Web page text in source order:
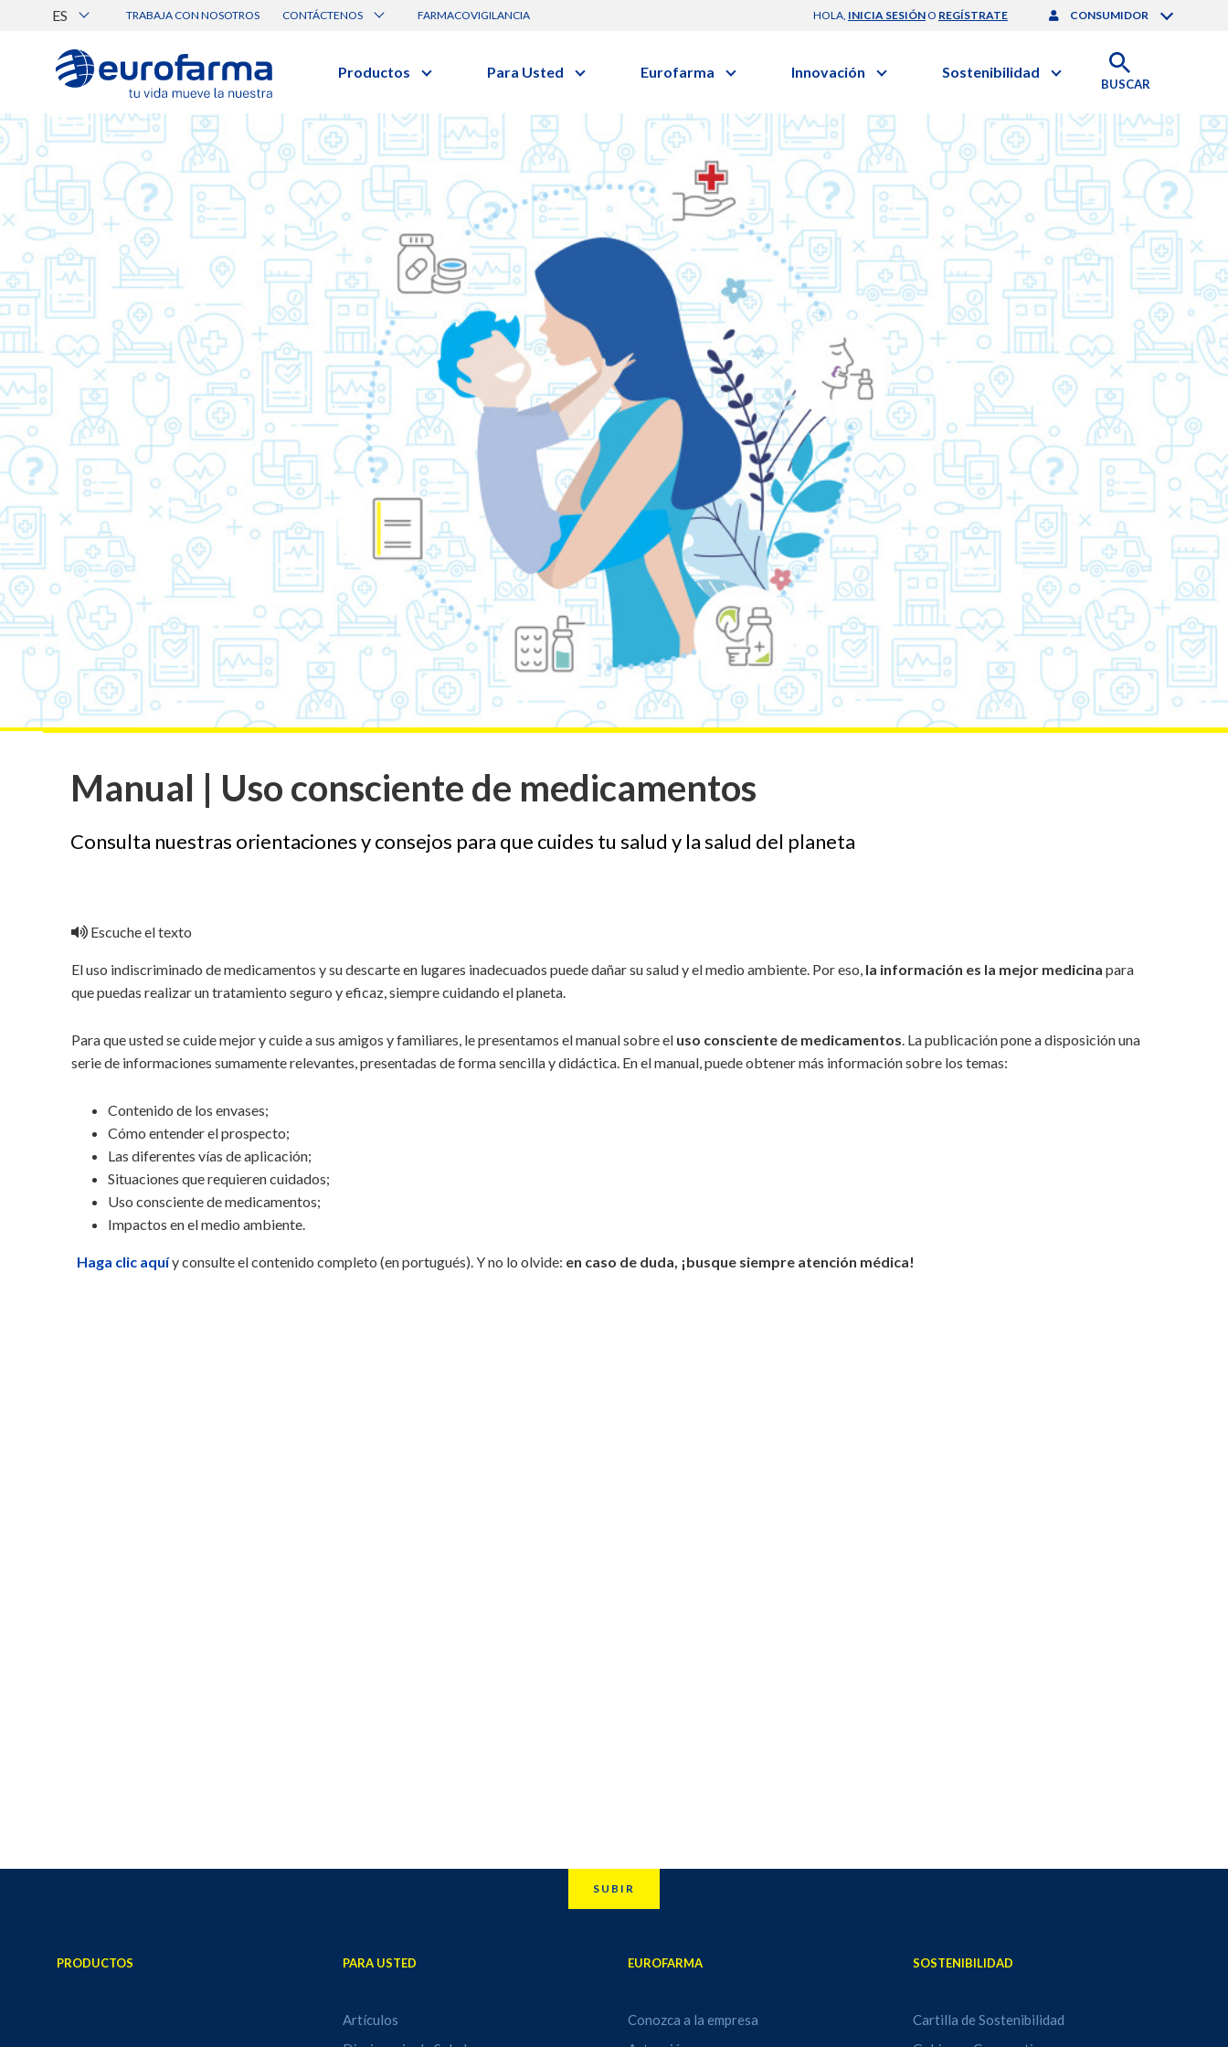
ES TRABAJA CON NOSOTROS CONTÁCTENOS
Canal de Ética Eurofarma
FARMACOVIGILANCIA HOLA, INICIA SESIÓNO REGÍSTRATE CONSUMIDOR
Productos
BUSCAR PRODUCTOS
Búsqueda por nombre, principio activo o clase terapéutica.
Ver todos los productos
Para Usted
Artículos
Diccionario de Salud
Videos
Eurofarma
Trabaje Con Nosotros
Certificaciones
Comunicados
Premios y Reconocimientos
Programa de Visitas
Dónde Estamos
Innovación
Nuevos Negocios
Investigación Clínica
Investigación y Desarrollo
Profesionales de Salud | EurON Pro
Sostenibilidad
Gobierno Corporativo
Informe de Sostenibilidad
Responsabilidad Compartida
Balance Financiero
BUSCAR
Manual | Uso consciente de medicamentos
Consulta nuestras orientaciones y consejos para que cuides tu salud y la salud del planeta
Escuche el texto
El uso indiscriminado de medicamentos y su descarte en lugares inadecuados puede dañar su salud y el medio ambiente. Por eso, la información es la mejor medicina para
que puedas realizar un tratamiento seguro y eficaz, siempre cuidando el planeta.
Para que usted se cuide mejor y cuide a sus amigos y familiares, le presentamos el manual sobre el uso consciente de medicamentos. La publicación pone a disposición una
serie de informaciones sumamente relevantes, presentadas de forma sencilla y didáctica. En el manual, puede obtener más información sobre los temas:
Contenido de los envases;
Cómo entender el prospecto;
Las diferentes vías de aplicación;
Situaciones que requieren cuidados;
Uso consciente de medicamentos;
Impactos en el medio ambiente.
Haga clic aquíy consulte el contenido completo (en portugués). Y no lo olvide: en caso de duda, ¡busque siempre atención médica!
SUBIR
PRODUCTOS PARA USTED
Artículos
EUROFARMA
Conozca a la empresa
SOSTENIBILIDAD
Cartilla de Sostenibilidad